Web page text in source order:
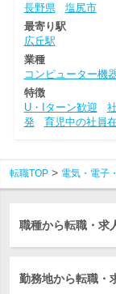
長野県
塩尻市
最寄り駅
広丘駅
業種
コンピューター機
特徴
U・Iターン歓迎
発
育児中の社員
転職TOP 電気・電子
職種から転職・求
勤務地から転職・